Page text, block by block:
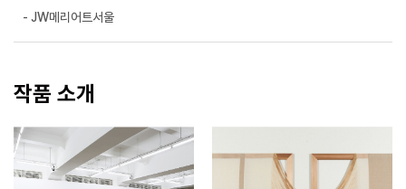
- JW메리어트서울
작품 소개